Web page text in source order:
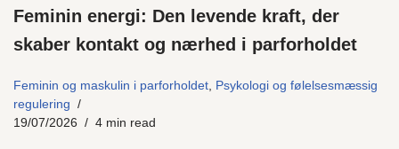
Feminin energi: Den levende kraft, der
skaber kontakt og nærhed i parforholdet
Feminin og maskulin i parforholdet, Psykologi og følelsesmæssig
regulering
19/07/2026
4 min read